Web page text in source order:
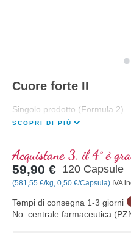
Cuore forte II
Singolo prodotto (Formula 2)
SCOPRI DI PIÙ
Acquistane 3, il 4° è
59,90 € 120 Capsule
(581,55 €/kg, 0,50 €/Capsula) IVA
Tempi di consegna 1-3 giorni
No. centrale farmaceutica